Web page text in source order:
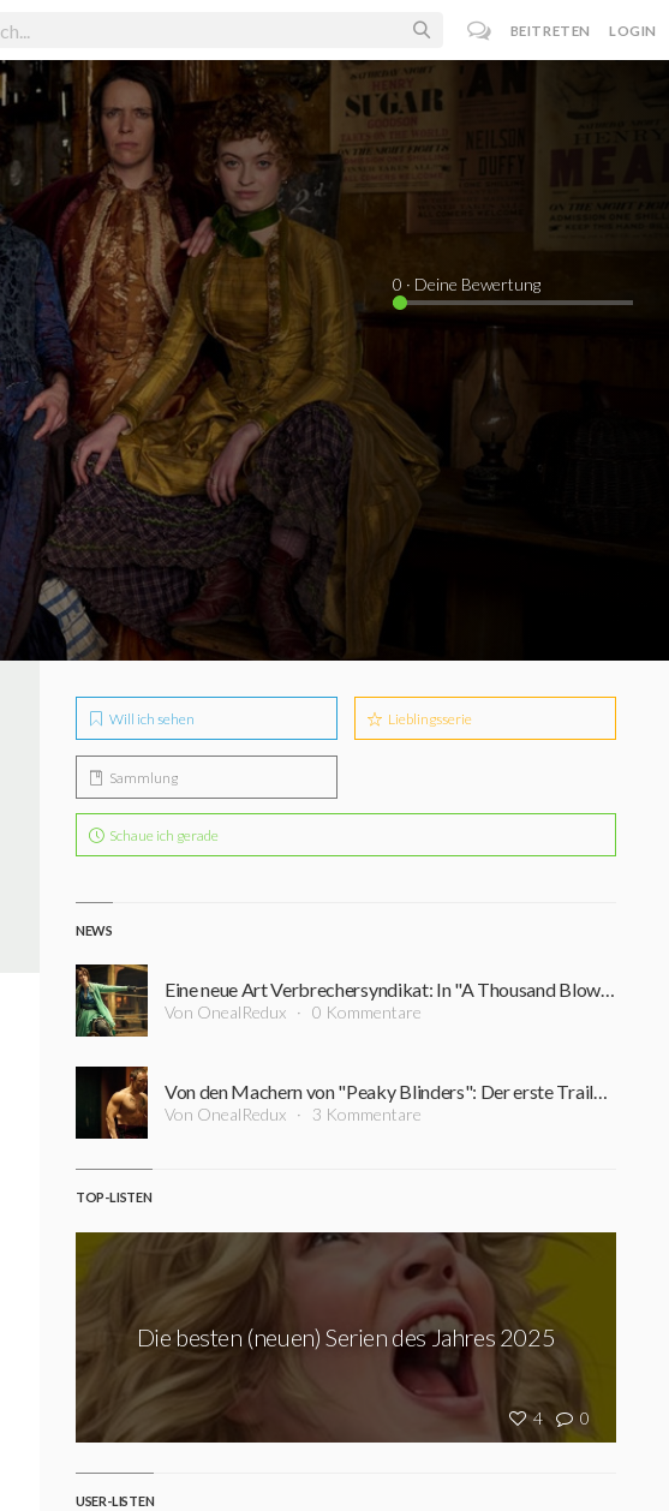
BEITRETEN LOGIN
0 · Deine Bewertung
Will ich sehen Lieblingsserie
Sammlung
Schaue ich gerade
NEWS
Eine neue Art Verbrechersyndikat: In "A Thousand Blows" von Steven Knight geht es mehr als nur ums Boxen
Von OnealRedux 0 Kommentare
Von den Machern von "Peaky Blinders": Der erste Trailer zu "A Thousand Blows" entführt in die illegale Box-Szene des 1880er Londons
Von OnealRedux 3 Kommentare
TOP-LISTEN
4 0
Die besten (neuen) Serien des Jahres 2025
USER-LISTEN